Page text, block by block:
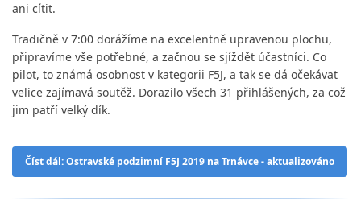
ani cítit.
Tradičně v 7:00 dorážíme na excelentně upravenou plochu,
připravíme vše potřebné, a začnou se sjíždět účastníci. Co
pilot, to známá osobnost v kategorii F5J, a tak se dá očekávat
velice zajímavá soutěž. Dorazilo všech 31 přihlášených, za což
jim patří velký dík.
Číst dál: Ostravské podzimní F5J 2019 na Trnávce - aktualizováno